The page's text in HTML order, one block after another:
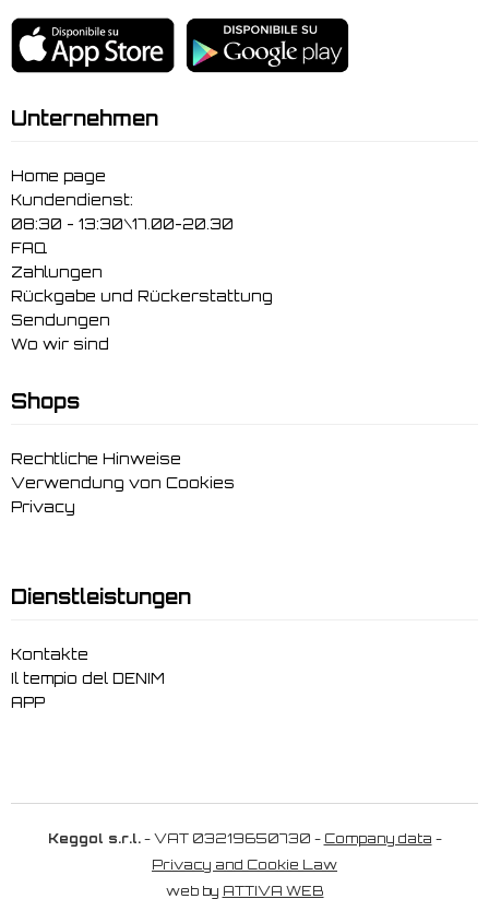
Unternehmen
Home page
Kundendienst:
08:30 - 13:30\17.00-20.30
FAQ
Zahlungen
Rückgabe und Rückerstattung
Sendungen
Wo wir sind
Shops
Rechtliche Hinweise
Verwendung von Cookies
Privacy
Dienstleistungen
Kontakte
Il tempio del DENIM
APP
Keggol s.r.l.- VAT 03219650730 - Company data -
Privacy and Cookie Law
web by ATTIVA WEB